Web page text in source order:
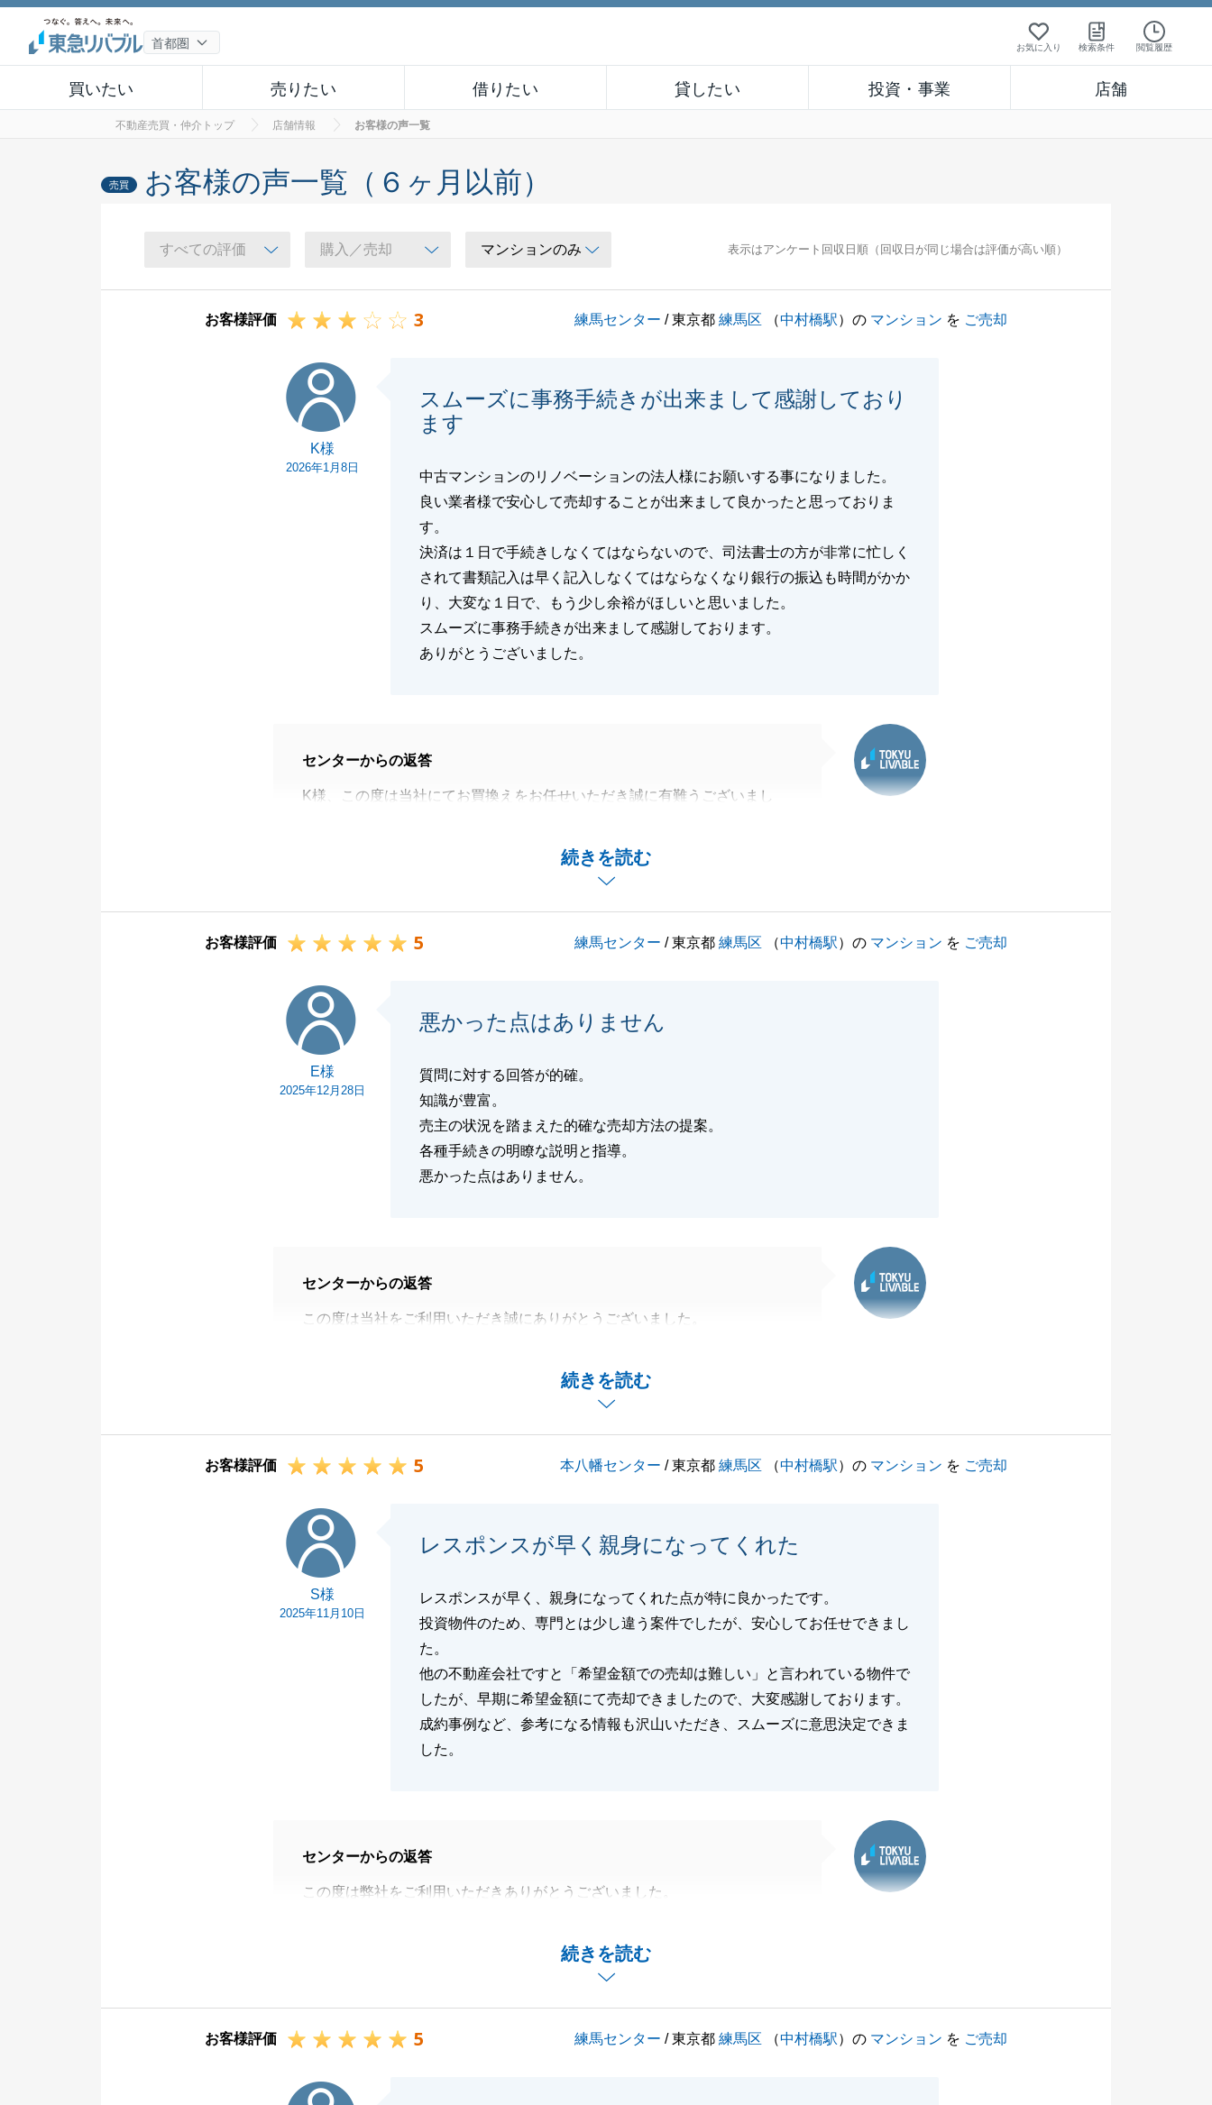
お気に入り 検索条件 閲覧履歴
買いたい 売りたい 借りたい 貸したい 投資・事業 店舗
不動産売買・仲介トップ 店舗情報 お客様の声一覧
売買 お客様の声一覧（６ヶ月以前）
表示はアンケート回収日順（回収日が同じ場合は評価が高い順）
お客様評価 3 練馬センター / 東京都練馬区 （中村橋駅）の マンション を ご売却
K様
2026年1月8日
スムーズに事務手続きが出来まして感謝しており
ます
中古マンションのリノベーションの法人様にお願いする事になりました。
良い業者様で安心して売却することが出来まして良かったと思っておりま
す。
決済は１日で手続きしなくてはならないので、司法書士の方が非常に忙しく
されて書類記入は早く記入しなくてはならなくなり銀行の振込も時間がかか
り、大変な１日で、もう少し余裕がほしいと思いました。
スムーズに事務手続きが出来まして感謝しております。
ありがとうございました。
続きを読む
センターからの返答
K様、この度は当社にてお買換えをお任せいただき誠に有難うございまし
売却・購入共に同日でのお手続きであり、決済の場所についても移動が必要
なためK様にはお手数お掛け致しましたが、スムーズなお取引を行え大変感
引き続きよろしくお願いいたします。
お客様評価 5 練馬センター / 東京都練馬区 （中村橋駅）の マンション を ご売却
E様
2025年12月28日
悪かった点はありません
質問に対する回答が的確。
知識が豊富。
売主の状況を踏まえた的確な売却方法の提案。
各種手続きの明瞭な説明と指導。
悪かった点はありません。
続きを読む
センターからの返答
この度は当社をご利用いただき誠にありがとうございました。
また不動産のことでお困りごと等ございましたらお気軽にご連絡頂けますと
閉じる
お客様評価 5 本八幡センター / 東京都練馬区 （中村橋駅）の マンション を ご売却
S様
2025年11月10日
レスポンスが早く親身になってくれた
レスポンスが早く、親身になってくれた点が特に良かったです。
投資物件のため、専門とは少し違う案件でしたが、安心してお任せできまし
た。
他の不動産会社ですと「希望金額での売却は難しい」と言われている物件で
したが、早期に希望金額にて売却できましたので、大変感謝しております。
成約事例など、参考になる情報も沢山いただき、スムーズに意思決定できま
した。
続きを読む
センターからの返答
この度は弊社をご利用いただきありがとうございました。
今後も何かご不明点などがございましたら申し付けください。
お客様評価 5 練馬センター / 東京都練馬区 （中村橋駅）の マンション を ご売却